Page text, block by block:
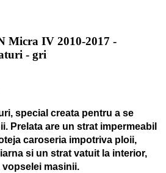
Micra IV 2010-2017 -
- gri
special creata pentru a se
Prelata are un strat impermeabil
caroseria impotriva ploii,
si un strat vatuit la interior,
vopselei masinii.